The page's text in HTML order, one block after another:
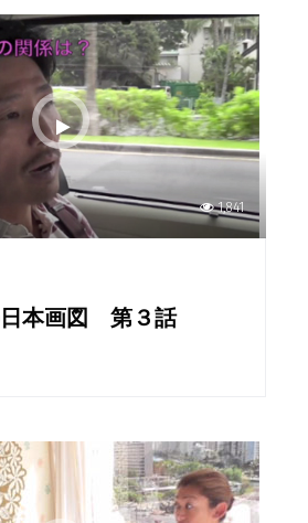
1,841
本画図 第３話